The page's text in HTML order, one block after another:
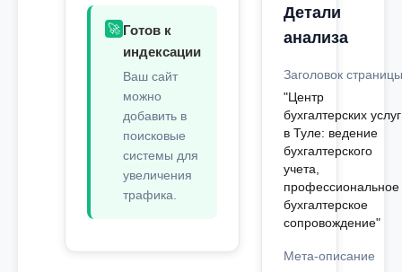
🚀 Готов к
индексации
Ваш сайт
можно
добавить в
поисковые
системы для
увеличения
трафика.
Детали
анализа
Заголовок страницы
"Центр
бухгалтерских услуг
в Туле: ведение
бухгалтерского
учета,
профессиональное
бухгалтерское
сопровождение"
Мета-описание